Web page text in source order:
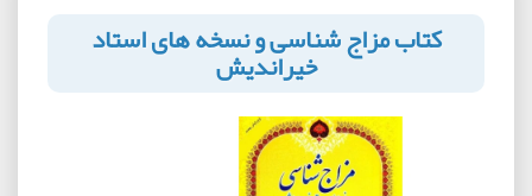
کتاب مزاج شناسی و نسخه های استاد
خیراندیش